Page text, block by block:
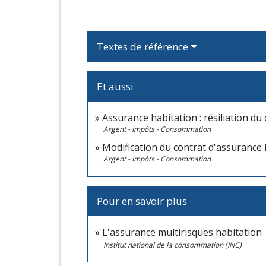
Textes de référence
Et aussi
Assurance habitation : résiliation du
Argent - Impôts - Consommation
Modification du contrat
Argent - Impôts - Consommation
Pour en savoir plus
L'assurance multirisques habitation
Institut national de la consommation (INC)